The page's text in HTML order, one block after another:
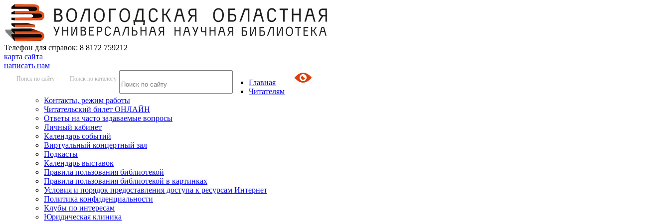
Телефон для справок: 8 8172 759212
карта сайта
написать нам
Поиск по сайту Поиск по каталогу
Главная
Читателям
Контакты, режим работы
Читательский билет ОНЛАЙН
Ответы на часто задаваемые вопросы
Личный кабинет
Календарь событий
Виртуальный концертный зал
Подкасты
Календарь выставок
Правила пользования библиотекой
Правила пользования библиотекой в картинках
Условия и порядок предоставления доступа к ресурсам Интернет
Политика конфиденциальности
Клубы по интересам
Юридическая клиника